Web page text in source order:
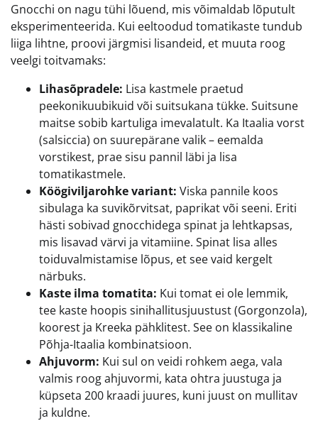
Gnocchi on nagu tühi lõuend, mis võimaldab lõputult
eksperimenteerida. Kui eeltoodud tomatikaste tundub
liiga lihtne, proovi järgmisi lisandeid, et muuta roog
veelgi toitvamaks:
Lihasõpradele: Lisa kastmele praetud
peekonikuubikuid või suitsukana tükke. Suitsune
maitse sobib kartuliga imevalatult. Ka Itaalia vorst
(salsiccia) on suurepärane valik – eemalda
vorstikest, prae sisu pannil läbi ja lisa
tomatikastmele.
Köögiviljarohke variant: Viska pannile koos
sibulaga ka suvikõrvitsat, paprikat või seeni. Eriti
hästi sobivad gnocchidega spinat ja lehtkapsas,
mis lisavad värvi ja vitamiine. Spinat lisa alles
toiduvalmistamise lõpus, et see vaid kergelt
närbuks.
Kaste ilma tomatita: Kui tomat ei ole lemmik,
tee kaste hoopis sinihallitusjuustust (Gorgonzola),
koorest ja Kreeka pähklitest. See on klassikaline
Põhja-Itaalia kombinatsioon.
Ahjuvorm: Kui sul on veidi rohkem aega, vala
valmis roog ahjuvormi, kata ohtra juustuga ja
küpseta 200 kraadi juures, kuni juust on mullitav
ja kuldne.